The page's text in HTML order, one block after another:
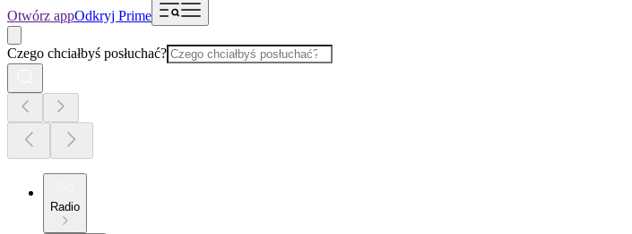
Otwórz appOdkryj Prime
Czego chciałbyś posłuchać?
Radio